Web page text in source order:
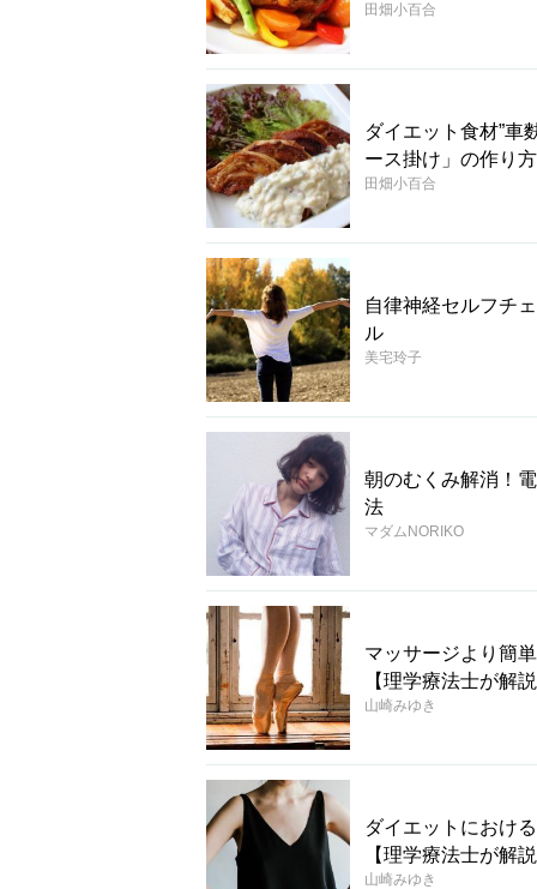
田畑小百合
ダイエット食材”車
ース掛け」の作り方
田畑小百合
自律神経セルフチ
ル
美宅玲子
朝のむくみ解消！
法
マダムNORIKO
マッサージより簡
【理学療法士が解
山崎みゆき
ダイエットにおけ
【理学療法士が解
山崎みゆき